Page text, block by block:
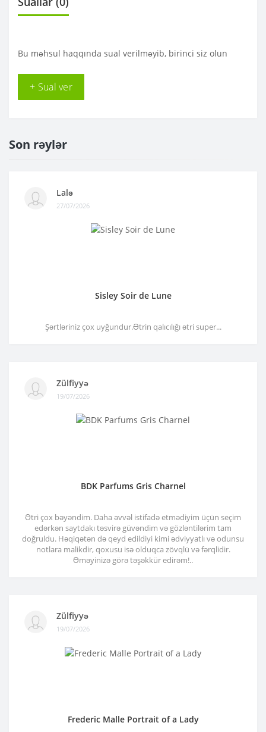
Bu məhsul haqqında sual verilməyib, birinci siz olun
+ Sual ver
Son rəylər
Lalə
27/07/2026
Sisley Soir de Lune
Şərtləriniz çox uyğundur.Ətrin qalıcılığı ətri super...
Zülfiyyə
19/07/2026
BDK Parfums Gris Charnel
Ətri çox bəyəndim. Daha əvvəl istifadə etmədiyim üçün seçim
edərkən saytdakı təsvirə güvəndim və gözləntilərim tam
doğruldu. Həqiqətən də qeyd edildiyi kimi ədviyyatlı və odunsu
notlara malikdir, qoxusu isə olduqca zövqlü və fərqlidir.
Əməyinizə görə təşəkkür edirəm!..
Zülfiyyə
19/07/2026
Frederic Malle Portrait of a Lady